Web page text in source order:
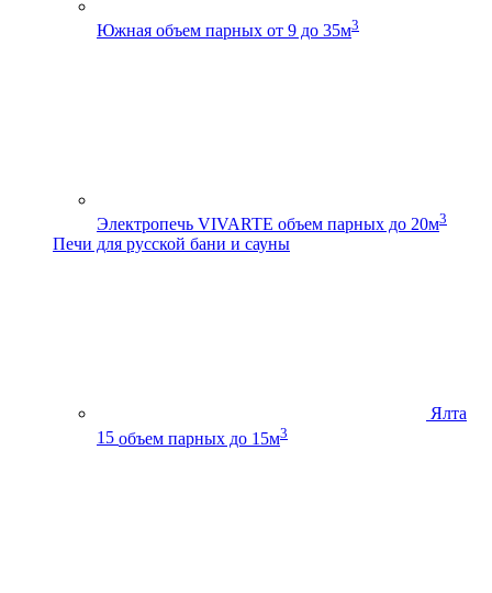
Южная объем парных от 9 до 35м3
Электропечь VIVARTE объем парных до 20м3
Печи для русской бани и сауны
Ялта
15 объем парных до 15м3